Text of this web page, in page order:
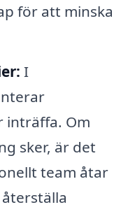
för att minska
I
inträffa. Om
sker, är det
team åtar